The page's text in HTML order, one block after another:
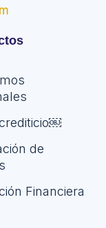
de
Financiera